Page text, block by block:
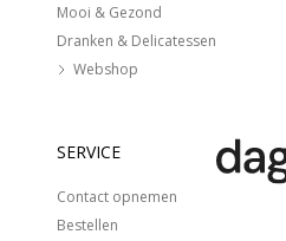
Mooi & Gezond
Dranken & Delicatessen
Webshop
SERVICE
Contact opnemen
Bestellen